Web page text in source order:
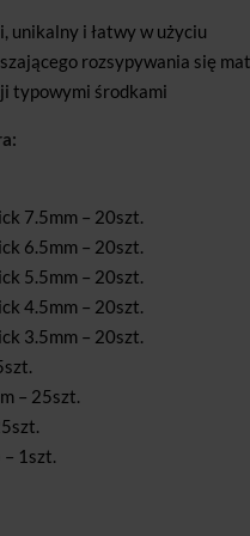
unikalny i łatwy w użyciu
rozsypywania się
typowymi środkami
7.5mm – 20szt.
6.5mm – 20szt.
5.5mm – 20szt.
4.5mm – 20szt.
3.5mm – 20szt.
– 25szt.
1szt.